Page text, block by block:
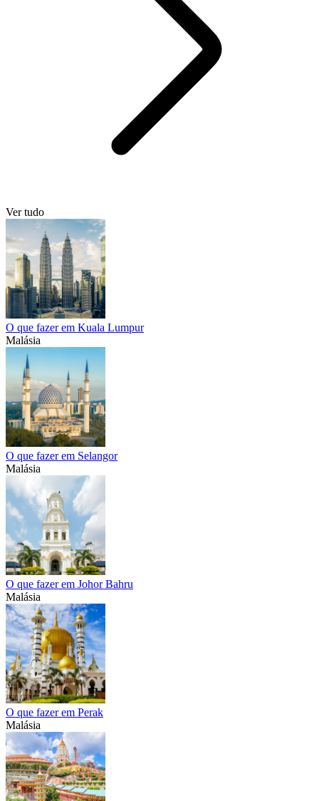
Ver tudo
O que fazer em Kuala Lumpur
Malásia
O que fazer em Selangor
Malásia
O que fazer em Johor Bahru
Malásia
O que fazer em Perak
Malásia